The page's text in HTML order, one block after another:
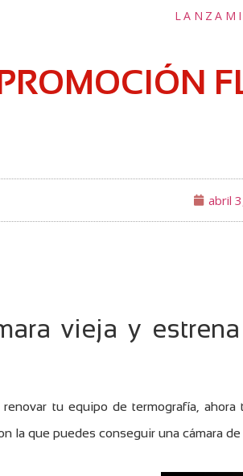
abril
vieja y
tu equipo de termografía,
la que puedes conseguir una cámara